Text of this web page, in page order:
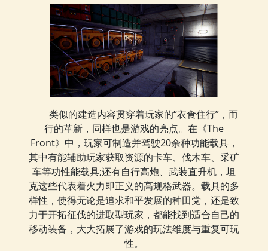
类似的建造内容贯穿着玩家的“衣食住行”，而
行的革新，同样也是游戏的亮点。在《The
Front》中，玩家可制造并驾驶20余种功能载具，
其中有能辅助玩家获取资源的卡车、伐木车、采矿
车等功性能载具;还有自行高炮、武装直升机，坦
克这些代表着火力即正义的高规格武器。载具的多
样性，使得无论是追求和平发展的种田党，还是致
力于开拓征伐的进取型玩家，都能找到适合自己的
移动装备，大大拓展了游戏的玩法维度与重复可玩
性。